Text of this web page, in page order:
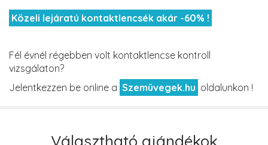
Közeli lejáratú kontaktlencsék akár -60% !
Fél évnél régebben volt kontaktlencse kontroll
vizsgálaton?
Jelentkezzen be online a Szemüvegek.hu oldalunkon !